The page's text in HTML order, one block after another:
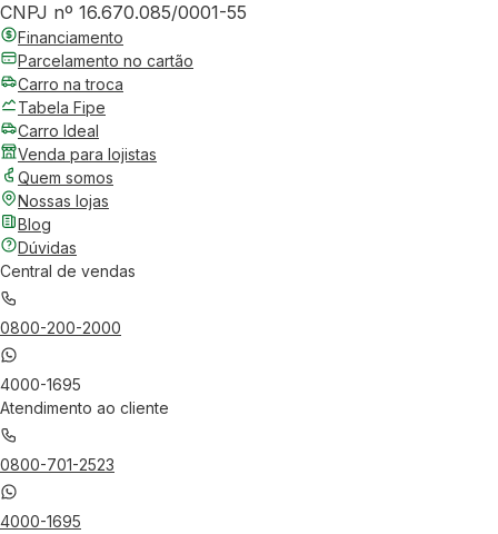
CNPJ nº 16.670.085/0001-55
Financiamento
Parcelamento no cartão
Carro na troca
Tabela Fipe
Carro Ideal
Venda para lojistas
Quem somos
Nossas lojas
Blog
Dúvidas
Central de vendas
0800-200-2000
4000-1695
Atendimento ao cliente
0800-701-2523
4000-1695